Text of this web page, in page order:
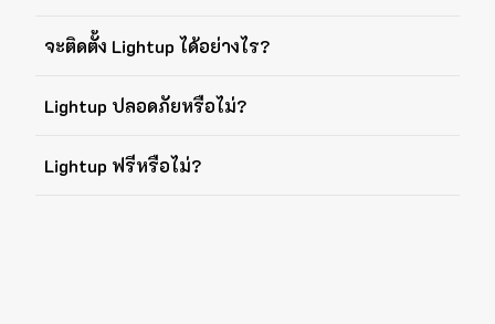
จะติดตั้ง Lightup ได้อย่างไร?
Lightup ปลอดภัยหรือไม่?
Lightup ฟรีหรือไม่?